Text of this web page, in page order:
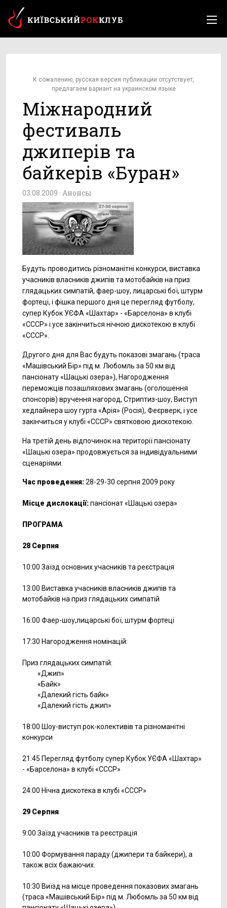
К сожалению, русская версия публикации отсутствует,
предлагаем вариант на украинском языке
Міжнародний
фестиваль
джиперів та
байкерів «Буран»
03.08.2009 · Анонсы
Будуть проводитись різноманітні конкурси, виставка
учасників власників джипів та мотобайків на приз
глядацьких симпатій, фаер-шоу, лицарські бої, штурм
фортеці, і фішка першого дня це перегляд футболу,
супер Кубок УЄФА «Шахтар» - «Барселона» в клубі
«СССР» і усе закінчиться нічною дискотекою в клубі
«СССР».
Другого дня для Вас будуть показові змагань (траса
«Машівський Бір» під м. Любомль за 50 км від
пансіонату «Шацькі озера»), Нагородження
переможців позашляхових змагань (оголошення
спонсорів) вручення нагород, Стриптиз-шоу, Виступ
хедлайнера шоу гурта «Арія» (Росія), Феєрверк, і усе
закінчиться у клубі «СССР» святковою дискотекою.
На третій день відпочинок на території пансіонату
«Шацькі озера» продовжується за індивідуальними
сценаріями.
Час проведення:28-29-30 серпня 2009 року
Місце дислокації:пансіонат «Шацькі озера»
ПРОГРАМА
28 Серпня
10:00 Заїзд основних учасників та реєстрація
13:00 Виставка учасників власників джипів та
мотобайків на приз глядацьких симпатій
16:00 Фаер-шоу,лицарські бої, штурм фортеці
17:30 Нагородження номінацій:
Приз глядацьких симпатій:
«Джип»
«Байк»
«Далекий гість байк»
«Далекий гість джип»
18:00 Шоу-виступ рок-колективів та різноманітні
конкурси
21:45 Перегляд футболу супер Кубок УЄФА «Шахтар»
- «Барселона» в клубі «СССР»
24:00 Нічна дискотека в клубі «СССР»
29 Серпня
9:00 Заїзд учасників та реєстрація
10:00 Формування параду (джипери та байкери), а
також всіх бажаючих.
10:30 Виїзд на місце проведення показових змагань
(траса «Машівський Бір» під м. Любомль за 50 км від